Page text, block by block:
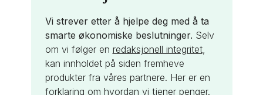
Vi strever etter å hjelpe deg med å ta
smarte økonomiske beslutninger. Selv
om vi følger en redaksjonell integritet,
kan innholdet på siden fremheve
produkter fra våres partnere. Her er en
forklaring om hvordan vi tjener penger.